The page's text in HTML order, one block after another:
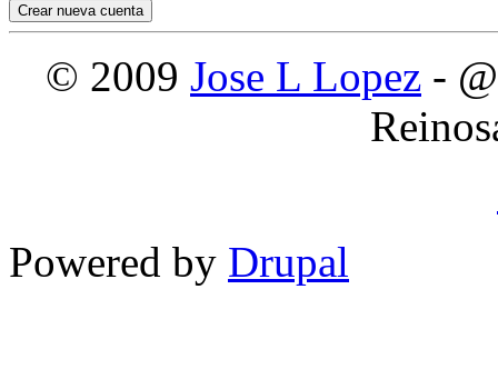
© 2009 Jose L Lopez -
Powered by Drupal